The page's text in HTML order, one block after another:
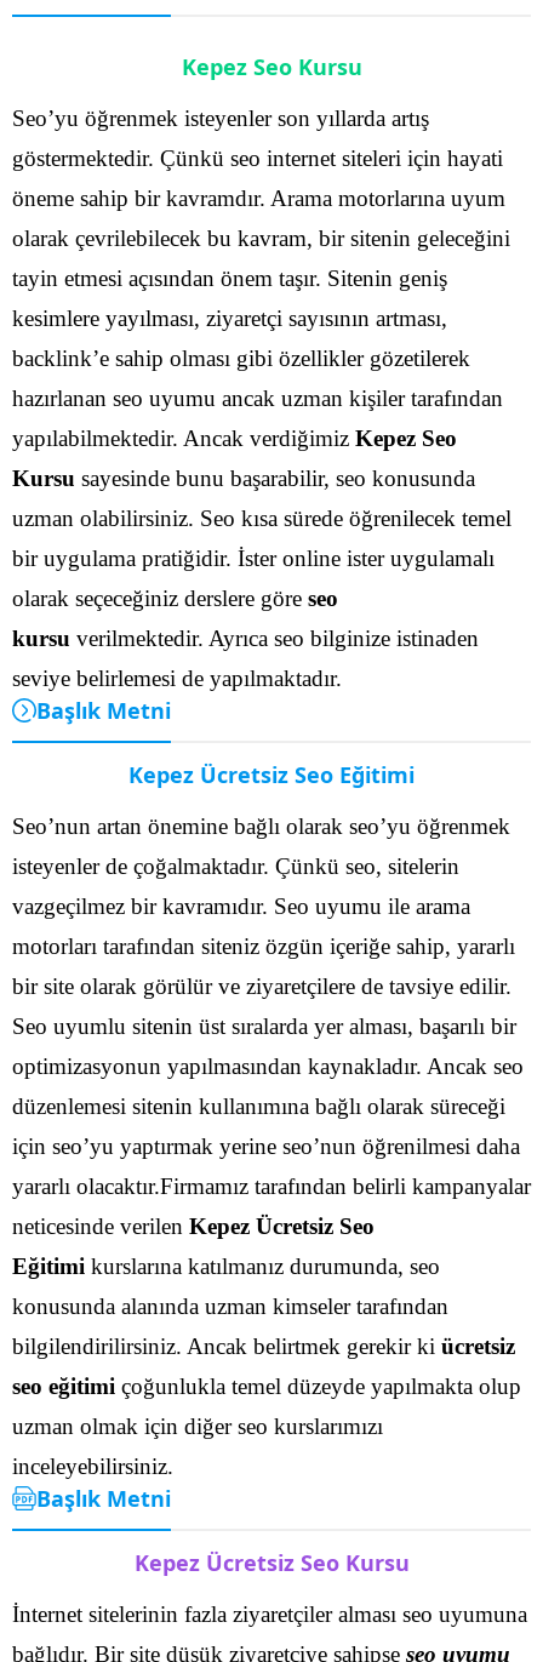
Kepez Seo Kursu
Seo’yu öğrenmek isteyenler son yıllarda artış
göstermektedir. Çünkü seo internet siteleri için hayati
öneme sahip bir kavramdır. Arama motorlarına uyum
olarak çevrilebilecek bu kavram, bir sitenin geleceğini
tayin etmesi açısından önem taşır. Sitenin geniş
kesimlere yayılması, ziyaretçi sayısının artması,
backlink’e sahip olması gibi özellikler gözetilerek
hazırlanan seo uyumu ancak uzman kişiler tarafından
yapılabilmektedir. Ancak verdiğimiz Kepez Seo
Kursu sayesinde bunu başarabilir, seo konusunda
uzman olabilirsiniz. Seo kısa sürede öğrenilecek temel
bir uygulama pratiğidir. İster online ister uygulamalı
olarak seçeceğiniz derslere göre seo
kursu verilmektedir. Ayrıca seo bilginize istinaden
seviye belirlemesi de yapılmaktadır.
Başlık Metni
Kepez Ücretsiz Seo Eğitimi
Seo’nun artan önemine bağlı olarak seo’yu öğrenmek
isteyenler de çoğalmaktadır. Çünkü seo, sitelerin
vazgeçilmez bir kavramıdır. Seo uyumu ile arama
motorları tarafından siteniz özgün içeriğe sahip, yararlı
bir site olarak görülür ve ziyaretçilere de tavsiye edilir.
Seo uyumlu sitenin üst sıralarda yer alması, başarılı bir
optimizasyonun yapılmasından kaynakladır. Ancak seo
düzenlemesi sitenin kullanımına bağlı olarak süreceği
için seo’yu yaptırmak yerine seo’nun öğrenilmesi daha
yararlı olacaktır.Firmamız tarafından belirli kampanyalar
neticesinde verilen Kepez Ücretsiz Seo
Eğitimi kurslarına katılmanız durumunda, seo
konusunda alanında uzman kimseler tarafından
bilgilendirilirsiniz. Ancak belirtmek gerekir ki ücretsiz
seo eğitimi çoğunlukla temel düzeyde yapılmakta olup
uzman olmak için diğer seo kurslarımızı
inceleyebilirsiniz.
Başlık Metni
Kepez Ücretsiz Seo Kursu
İnternet sitelerinin fazla ziyaretçiler alması seo uyumuna
bağlıdır. Bir site düşük ziyaretçiye sahipse seo uyumu